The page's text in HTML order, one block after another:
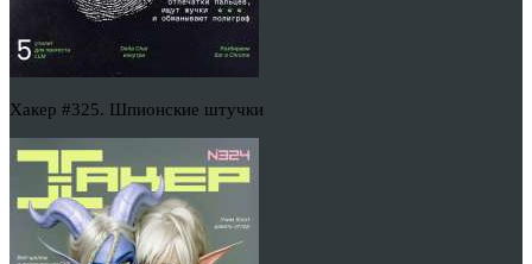
Хакер #325. Шпионские штучки